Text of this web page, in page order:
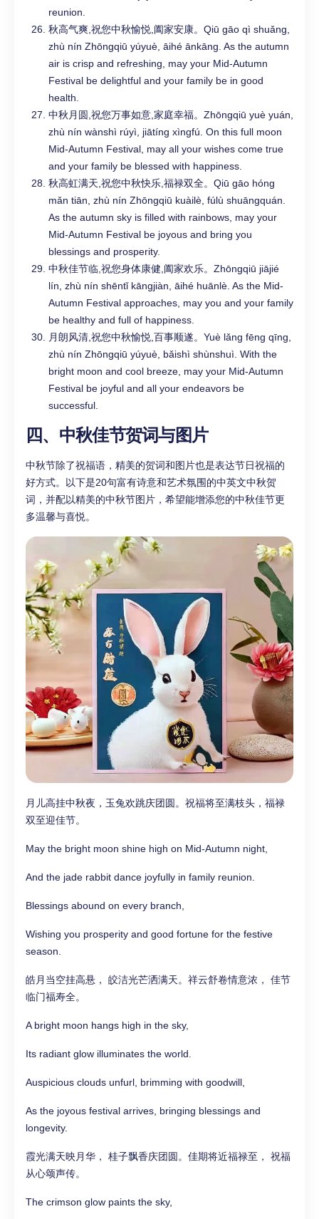
reunion.
秋高气爽,祝您中秋愉悦,阖家安康。Qiū gāo qì shuǎng,
zhù nín Zhōngqiū yúyuè, āihé ānkāng. As the autumn
air is crisp and refreshing, may your Mid-Autumn
Festival be delightful and your family be in good
health.
中秋月圆,祝您万事如意,家庭幸福。Zhōngqiū yuè yuán,
zhù nín wànshì rúyì, jiātíng xìngfú. On this full moon
Mid-Autumn Festival, may all your wishes come true
and your family be blessed with happiness.
秋高虹满天,祝您中秋快乐,福禄双全。Qiū gāo hóng
mǎn tiān, zhù nín Zhōngqiū kuàilè, fúlù shuāngquán.
As the autumn sky is filled with rainbows, may your
Mid-Autumn Festival be joyous and bring you
blessings and prosperity.
中秋佳节临,祝您身体康健,阖家欢乐。Zhōngqiū jiājié
lín, zhù nín shēntǐ kāngjiàn, āihé huānlè. As the Mid-
Autumn Festival approaches, may you and your family
be healthy and full of happiness.
月朗风清,祝您中秋愉悦,百事顺遂。Yuè lǎng fēng qīng,
zhù nín Zhōngqiū yúyuè, bǎishì shùnshuì. With the
bright moon and cool breeze, may your Mid-Autumn
Festival be joyful and all your endeavors be
successful.
四、中秋佳节贺词与图片
中秋节除了祝福语，精美的贺词和图片也是表达节日祝福的
好方式。以下是20句富有诗意和艺术氛围的中英文中秋贺
词，并配以精美的中秋节图片，希望能增添您的中秋佳节更
多温馨与喜悦。
月儿高挂中秋夜，玉兔欢跳庆团圆。祝福将至满枝头，福禄
双至迎佳节。
May the bright moon shine high on Mid-Autumn night,
And the jade rabbit dance joyfully in family reunion.
Blessings abound on every branch,
Wishing you prosperity and good fortune for the festive
season.
皓月当空挂高悬， 皎洁光芒洒满天。祥云舒卷情意浓， 佳节
临门福寿全。
A bright moon hangs high in the sky,
Its radiant glow illuminates the world.
Auspicious clouds unfurl, brimming with goodwill,
As the joyous festival arrives, bringing blessings and
longevity.
霞光满天映月华， 桂子飘香庆团圆。佳期将近福禄至， 祝福
从心颂声传。
The crimson glow paints the sky,